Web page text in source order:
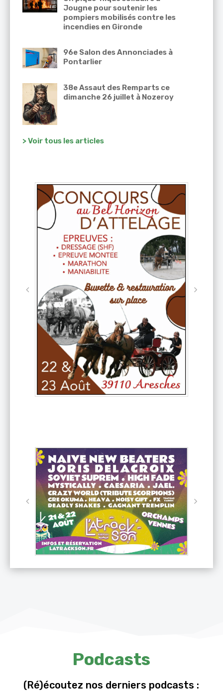
Jougne pour soutenir les
pompiers mobilisés contre les
incendies en Gironde
96e Salon des Annonciades à
Pontarlier
38e Assaut des Remparts ce
dimanche 26 juillet à Nozeroy
> Voir tous les articles
Podcasts
(Ré)écoutez nos derniers podcasts :